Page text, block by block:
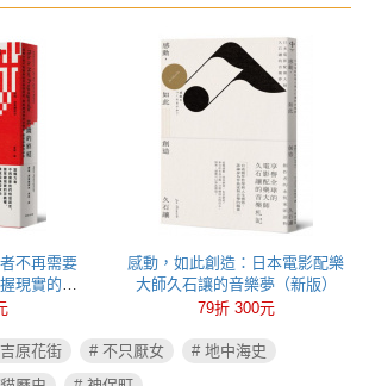
不再需要
現實的定
政治
感動，如此創造：日本電影配樂
大師久石讓的音樂夢（新版）
79折 300元
原花街 # 不只厭女
# 地中海史